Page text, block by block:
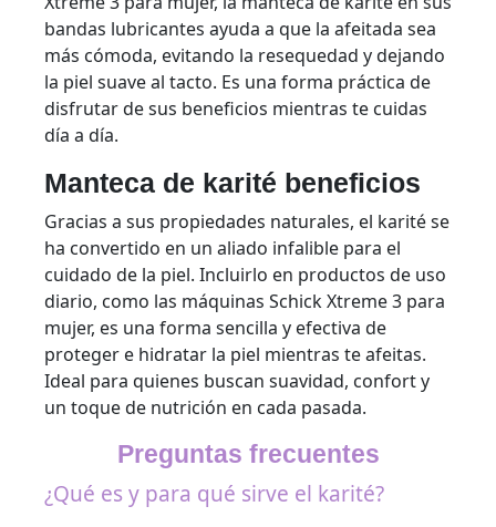
bandas lubricantes ayuda a que la afeitada sea
más cómoda, evitando la resequedad y dejando
la piel suave al tacto. Es una forma práctica de
disfrutar de sus beneficios mientras te cuidas
día a día.
Manteca de karité beneficios
Gracias a sus propiedades naturales, el karité se
ha convertido en un aliado infalible para el
cuidado de la piel. Incluirlo en productos de uso
diario, como las máquinas Schick Xtreme 3 para
mujer, es una forma sencilla y efectiva de
proteger e hidratar la piel mientras te afeitas.
Ideal para quienes buscan suavidad, confort y
un toque de nutrición en cada pasada.
Preguntas frecuentes
¿Qué es y para qué sirve el karité?